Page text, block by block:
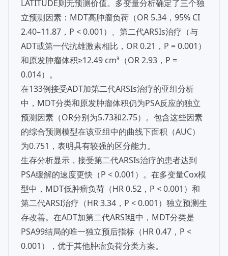
LATITUDE则无预测价值。多变量分析确定了三个独
立预测因素：MDT高肿瘤负荷（OR 5.34，95% CI
2.40–11.87，P < 0.001）、第二代ARSIs治疗（与
ADT或第一代抗雄激素相比，OR 0.21，P = 0.001）
和原发肿瘤体积≥12.49 cm³（OR 2.93，P =
0.014）。
在133例接受ADT加第二代ARSIs治疗的亚组分析
中，MDT分类和原发肿瘤体积仍为PSA反应的独立
预测因素（OR分别为5.73和2.75）。包含这些因素
的综合预测模型在该亚组中的曲线下面积（AUC）
为0.751，表明具有较强的区分能力。
生存分析显示，接受第二代ARSIs治疗的患者达到
PSA缓解的速度更快（P < 0.001）。在多变量Cox模
型中，MDT低肿瘤负荷（HR 0.52，P < 0.001）和
第二代ARSI治疗（HR 3.34，P < 0.001）独立预测生
存改善。在ADT加第二代ARSI组中，MDT分类是
PSA99结局的唯一独立预后指标（HR 0.47，P <
0.001），优于其他肿瘤负荷分类方案。